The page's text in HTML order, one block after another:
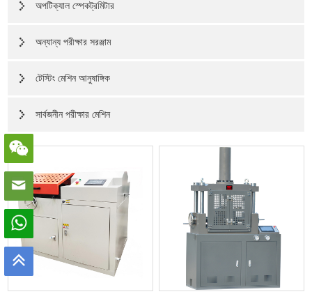
অপটিক্যাল স্পেকট্রমিটার
অন্যান্য পরীক্ষার সরঞ্জাম
টেস্টিং মেশিন আনুষাঙ্গিক
সার্বজনীন পরীক্ষার মেশিন